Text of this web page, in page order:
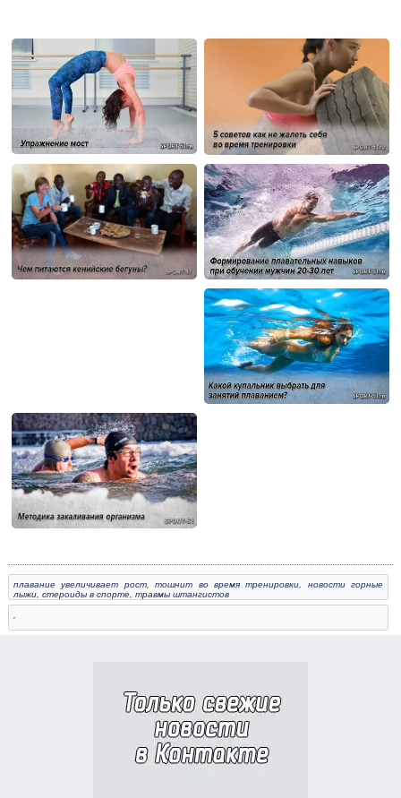
плавание увеличивает рост,тошнит во время тренировки
новости горные
лыжи, стероиды в спорте, травмы штангистов